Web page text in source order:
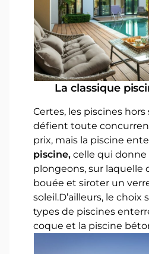
La classique
Certes, les piscines
défient toute
prix, mais la piscine
piscine, celle qui donne
plongeons, sur laquelle
bouée et siroter un
soleil.D’ailleurs, le choix
types de piscines
coque et la piscine